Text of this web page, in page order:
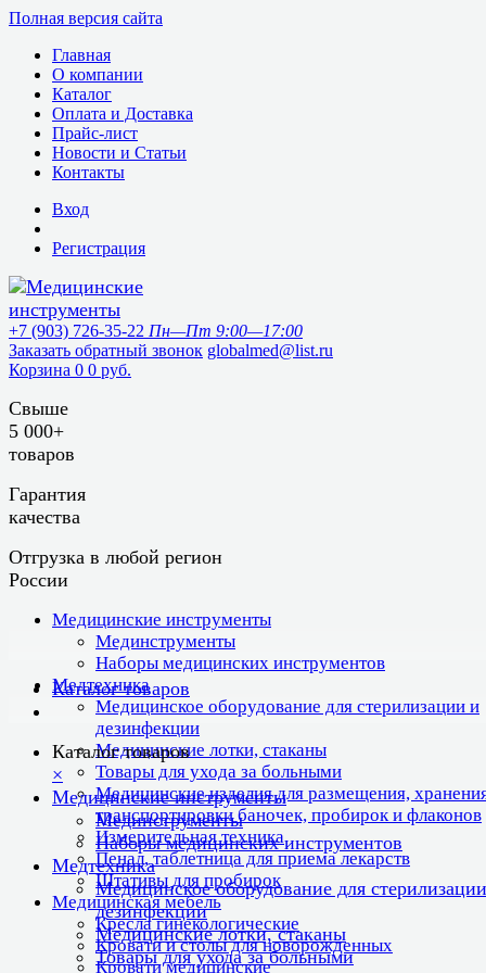
Полная версия сайта
Главная
О компании
Каталог
Оплата и Доставка
Прайс-лист
Новости и Статьи
Контакты
Вход
Регистрация
+7 (903) 726-35-22 Пн—Пт 9:00—17:00
Заказать обратный звонок globalmed@list.ru
Корзина 0 0 руб.
Свыше
5 000+
товаров
Гарантия
качества
Отгрузка в любой регион
России
Медицинские инструменты
Мединструменты
Наборы медицинских инструментов
Медтехника
Медицинское оборудование для стерилизации и
дезинфекции
Медицинские лотки, стаканы
Товары для ухода за больными
Медицинские изделия для размещения,
транспортировки баночек, пробирок и флаконов
Измерительная техника
Пенал, таблетница для приема лекарств
Штативы для пробирок
Медицинская мебель
Кресла гинекологические
Кровати и столы для новорожденных
Кровати медицинские
Каталог товаров
Каталог товаров
×
Медицинские инструменты
Мединструменты
Наборы медицинских инструментов
Медтехника
Медицинское оборудование для
дезинфекции
Медицинские лотки, стаканы
Товары для ухода за больными